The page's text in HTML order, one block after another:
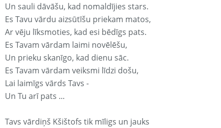
Un sauli dāvāšu, kad nomaldījies stars.
Es Tavu vārdu aizsūtīšu priekam matos,
Ar vēju līksmoties, kad esi bēdīgs pats.
Es Tavam vārdam laimi novēlēšu,
Un prieku skanīgo, kad dienu sāc.
Es Tavam vārdam veiksmi līdzi došu,
Lai laimīgs vārds Tavs -
Un Tu arī pats ...
Tavs vārdiņš Kšištofs tik mīligs un jauks